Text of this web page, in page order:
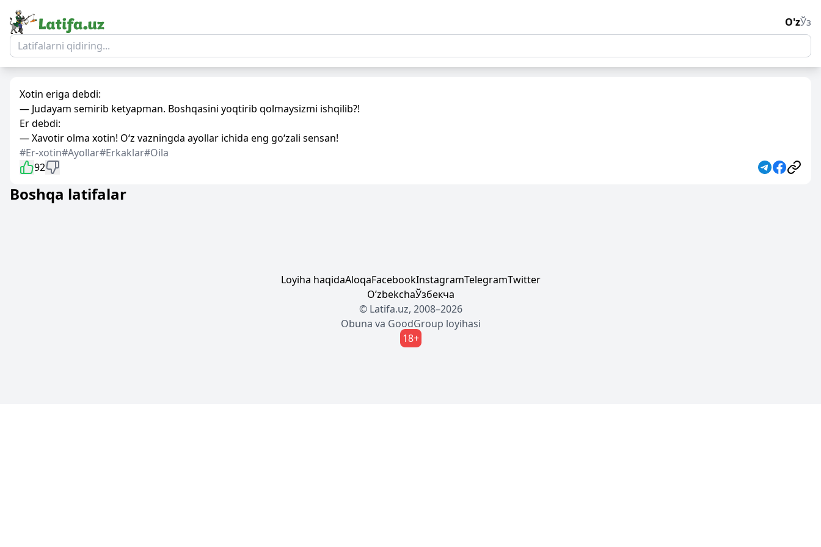
O'zЎз
Xotin eriga debdi:
— Judayam semirib ketyapman. Boshqasini yoqtirib qolmaysizmi ishqilib?!
Er debdi:
— Xavotir olma xotin! O‘z vazningda ayollar ichida eng go‘zali sensan!
#Er-xotin#Ayollar#Erkaklar#Oila
92
Boshqa latifalar
Loyiha haqidaAloqaFacebookInstagramTelegramTwitter
OʼzbekchaЎзбекча
© Latifa.uz, 2008–2026
Obuna va GoodGroup loyihasi
18+